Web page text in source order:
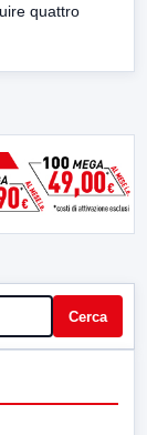
quattro
Cerca